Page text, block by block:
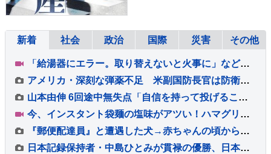
新着
社会 政治 国際 災害 その他
「給湯器にエラー。取り替えないと火事に」などとウソ…給湯器点検業者になりすまし工事代金だまし取ろうとしたか 建築会社社長の男ら2人逮捕 東京・足立区
アメリカ・深刻な弾薬不足 米副国防長官は防衛関連企業に増産を求める書簡を送る
山本由伸 6回途中無失点「自信を持って投げることができた」勝敗付かずもチームの連敗ストップ「みんなの気持ちが1つになった」
今、インスタント袋麺の塩味がアツい！ハマグリに毛がに！ラーメン店顔負けの麺も！専門家ゲキ推しの7品を大家族が1週間ガチ比較！【それスタ】
『郵便配達員』と遭遇した犬→赤ちゃんの頃から仲良しで…もはや仕事にならない光景が54万再生「足にめり込めそうw」「配達員さんも嬉しい」
日本記録保持者・中島ひとみが貫禄の優勝、日本タイ記録でハイレベルのレースを制す 予選で12秒62の日本新をマーク【陸上・富士北麓ワールドトライアル】